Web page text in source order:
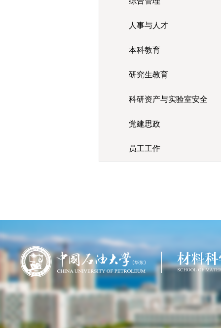
人事与人才
本科教育
研究生教育
科研资产与实验室安全
党建思政
员工工作